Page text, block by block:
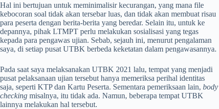
Hal ini bertujuan untuk meminimalisir kecurangan, yang mana file
kebocoran soal tidak akan tersebar luas, dan tidak akan membuat risau
para peserta dengan berita-berita yang beredar. Selain itu, untuk ke
depannya, pihak LTMPT perlu melakukan sosialisasi yang tegas
kepada para pengawas ujian. Sebab, sejauh ini, menurut pengalaman
saya, di setiap pusat UTBK berbeda keketatan dalam pengawasannya.
Pada saat saya melaksanakan UTBK 2021 lalu, tempat yang menjadi
pusat pelaksanaan ujian tersebut hanya memeriksa perihal identitas
saja, seperti KTP dan Kartu Peserta. Sementara pemeriksaan lain, body
checking misalnya, itu tidak ada. Namun, beberapa tempat UTBK
lainnya melakukan hal tersebut.